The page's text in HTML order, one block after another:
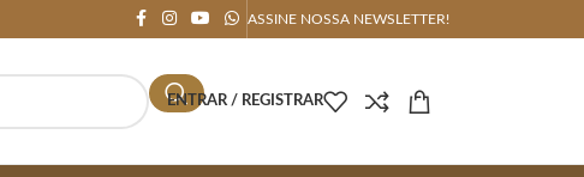
ASSINE NOSSA NEWSLETTER!
ENTRAR / REGISTRAR